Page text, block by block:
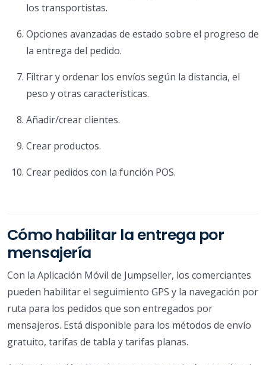
los transportistas.
Opciones avanzadas de estado sobre el progreso de
la entrega del pedido.
Filtrar y ordenar los envíos según la distancia, el
peso y otras características.
Añadir/crear clientes.
Crear productos.
Crear pedidos con la función POS.
Cómo habilitar la entrega por
mensajería
Con la Aplicación Móvil de Jumpseller, los comerciantes
pueden habilitar el seguimiento GPS y la navegación por
ruta para los pedidos que son entregados por
mensajeros. Está disponible para los métodos de envío
gratuito, tarifas de tabla y tarifas planas.